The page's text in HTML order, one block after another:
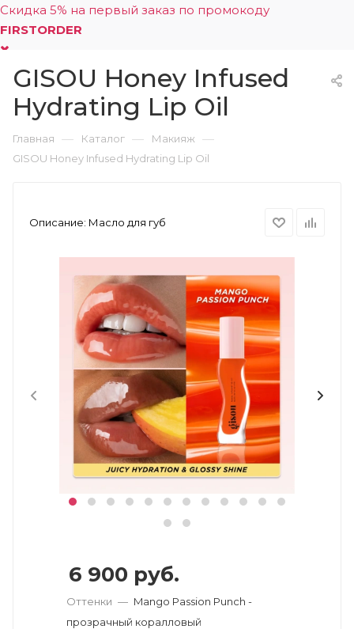
Скидка 5% на первый заказ по промокоду
FIRSTORDER
0
GISOU Honey Infused
Hydrating Lip Oil
Главная — Каталог — Макияж —
GISOU Honey Infused Hydrating Lip Oil
Описание: Масло для губ
6 900 руб.
Оттенки — Mango Passion Punch -
прозрачный коралловый